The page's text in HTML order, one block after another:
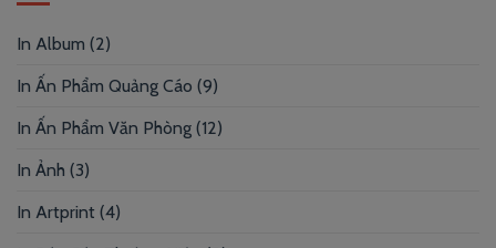
In Album (2)
In Ấn Phẩm Quảng Cáo (9)
In Ấn Phẩm Văn Phòng (12)
In Ảnh (3)
In Artprint (4)